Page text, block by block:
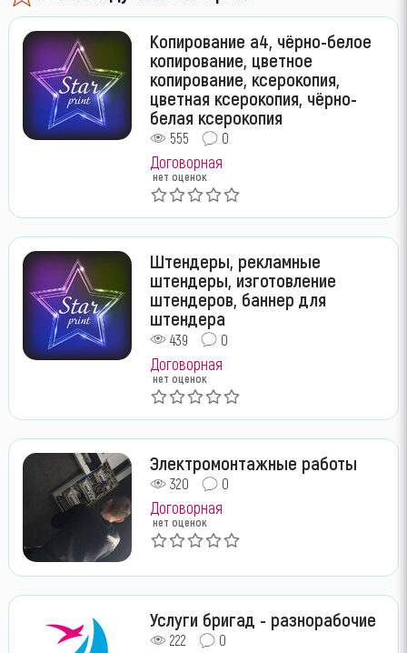
Копирование а4, чёрно-белое
копирование, цветное
копирование, ксерокопия,
цветная ксерокопия, чёрно-
белая ксерокопия
555 0
Договорная
нет оценок
Штендеры, рекламные
штендеры, изготовление
штендеров, баннер для
штендера
439 0
Договорная
нет оценок
Электромонтажные работы
320 0
Договорная
нет оценок
Услуги бригад - разнорабочие
222 0